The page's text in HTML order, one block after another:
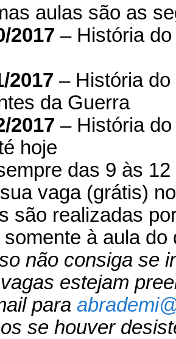
aulas são as
2017 – História
2017 – História
da Guerra
2017 – História
hoje
das 9 às
vaga (grátis)
são realizadas
à aula
não consiga se
estejam
para
se houver